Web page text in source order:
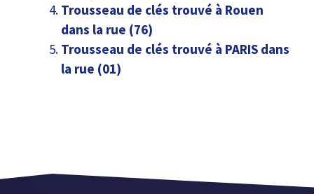
Trousseau de clés trouvé à Rouen
dans la rue (76)
Trousseau de clés trouvé à PARIS dans
la rue (01)